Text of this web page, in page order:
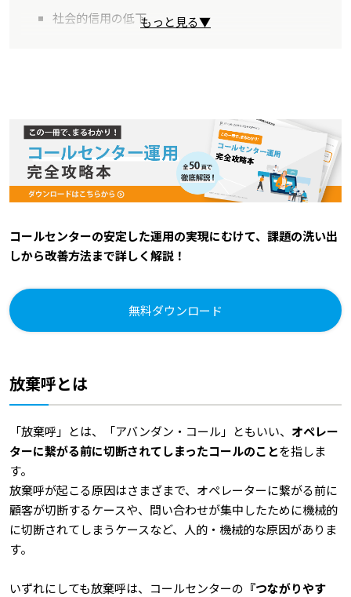
社会的信用の低下もっと見る▼
コールセンターの安定した運用の実現にむけて、課題の洗い出
しから改善方法まで詳しく解説！
無料ダウンロード
放棄呼とは
「放棄呼」とは、「アバンダン・コール」ともいい、 オペレー
ターに繋がる前に切断されてしまったコールのことを指しま
す。
放棄呼が起こる原因はさまざまで、オペレーターに繋がる前に
顧客が切断するケースや、問い合わせが集中したために機械的
に切断されてしまうケースなど、人的・機械的な原因がありま
す。
いずれにしても放棄呼は、コールセンターの 『つながりやす